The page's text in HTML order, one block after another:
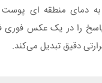
دمای منطقه ای پوست
را در یک عکس فوری
دقیق تبدیل می‌کند.